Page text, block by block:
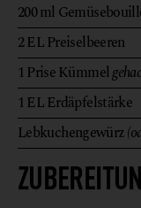
200ml
2ELPreiselbeeren
1 PriseKümmel
1 ELErdäpfelstärke
Lebkuchengewürz